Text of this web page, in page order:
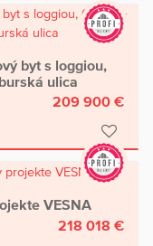
byt s loggiou,
ulica
209 900 €
VESNA
218 018 €